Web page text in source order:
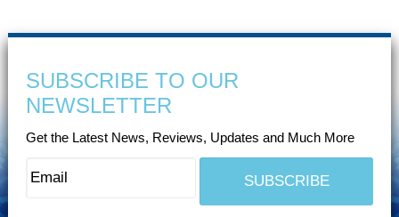
SUBSCRIBE TO OUR
NEWSLETTER
Get the Latest News, Reviews, Updates and Much More